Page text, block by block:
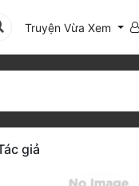
Truyện Vừa Xem
giả